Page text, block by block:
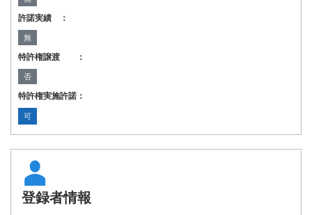
許諾実績 ：
無
特許権譲渡 ：
否
特許権実施許諾：
可
登録者情報